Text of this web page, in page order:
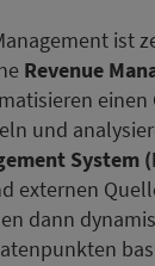
ist
Revenue
einen
und
System
externen
dann